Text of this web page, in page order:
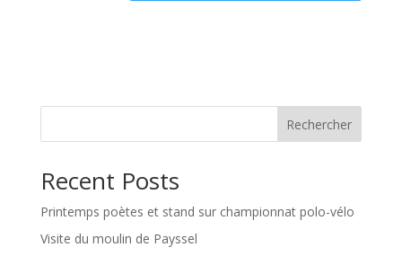
Rechercher
Recent Posts
Printemps poètes et stand sur championnat polo-vélo
Visite du moulin de Payssel